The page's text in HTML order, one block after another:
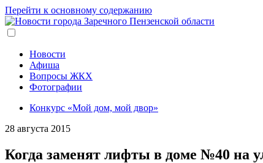
Перейти к основному содержанию
Новости
Афиша
Вопросы ЖКХ
Фотографии
Конкурс «Мой дом, мой двор»
28 августа 2015
Когда заменят лифты в доме №40 на